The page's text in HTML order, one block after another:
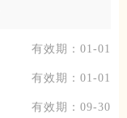
有效期：01-01
有效期：01-01
有效期：09-30